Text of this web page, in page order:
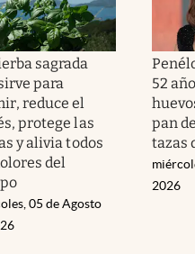
sagrada
para
reduce el
protege las
y alivia todos
del
05 de Agosto
52
pan
tazas
2026